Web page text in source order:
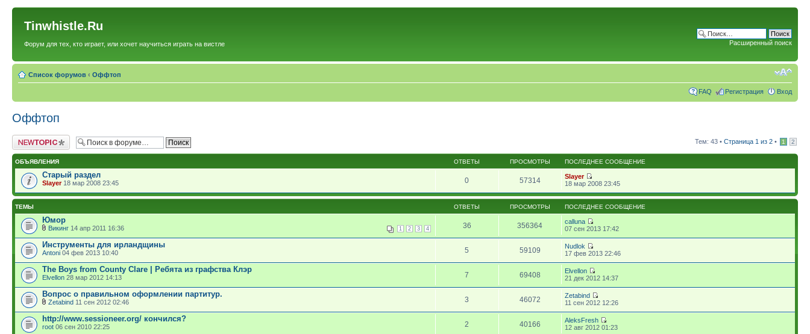
Tinwhistle.Ru
Форум для тех, кто играет, или хочет научиться играть на вистле Расширенный поиск
Список форумов ‹ Оффтоп
FAQ Регистрация Вход
Оффтоп
Новая тема Тем: 43 • Страница 1 из 2 • 1 2
ОБЪЯВЛЕНИЯ ОТВЕТЫ ПРОСМОТРЫ ПОСЛЕДНЕЕ СООБЩЕНИЕ
Старый раздел
Slayer18 мар 2008 23:45 0 57314
Slayer
18 мар 2008 23:45
ТЕМЫ ОТВЕТЫ ПРОСМОТРЫ ПОСЛЕДНЕЕ СООБЩЕНИЕ
Юмор
1 2 3 4
Викинг 14 апр 2011 16:36 36 356364
calluna
07 сен 2013 17:42
Инструменты для ирландщины
Antoni 04 фев 2013 10:40 5 59109
Nudlok
17 фев 2013 22:46
The Boys from County Clare | Ребята из графства Клэр
Elvellon 28 мар 2012 14:13 7 69408
Elvellon
21 дек 2012 14:37
Вопрос о правильном оформлении партитур.
Zetabind 11 сен 2012 02:46 3 46072
Zetabind
11 сен 2012 12:26
http://www.sessioneer.org/ кончился?
root 06 сен 2010 22:25 2 40166
AleksFresh
12 авг 2012 01:23